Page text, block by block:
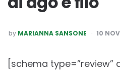
POSTED
BY
by MARIANNA SANSONE 10
[schema type=”review”